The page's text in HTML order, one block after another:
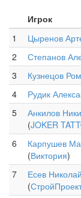
Игрок
1
Цыренов
2
Степанов
3
Кузнецов
4
Рудик
5
Анкилов
(JOKER
6
Карпушев
(Виктория)
7
Есев Николай
(